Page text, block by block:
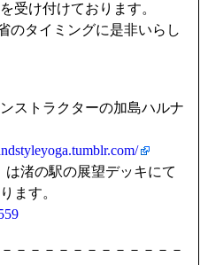
受け付けております。
のタイミングに是非いらし
ストラクターの加島ハルナ
は渚の駅の展望デッキにて
ます。
－－－－－－－－－－－－